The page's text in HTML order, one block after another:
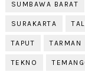
SUMBAWA BARAT
SURAKARTA
TAPUT TARMAN
TEKNO